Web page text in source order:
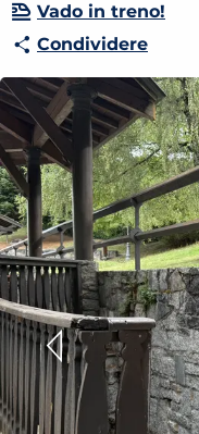
Vado in treno!
Condividere